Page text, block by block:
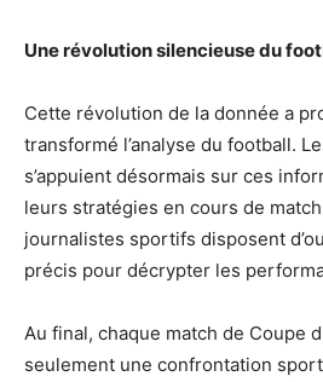
Une révolution silencieuse du
Cette révolution de la donnée a
transformé l’analyse du football.
s’appuient désormais sur ces
leurs stratégies en cours de
journalistes sportifs disposent
précis pour décrypter les
Au final, chaque match de Coupe
seulement une confrontation